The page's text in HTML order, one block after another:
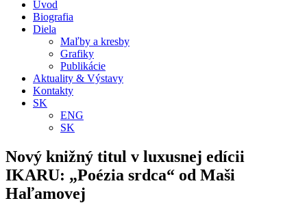
Úvod
Biografia
Diela
Maľby a kresby
Grafiky
Publikácie
Aktuality & Výstavy
Kontakty
SK
ENG
SK
Nový knižný titul v luxusnej edícii
IKARU: „Poézia srdca“ od Maši
Haľamovej